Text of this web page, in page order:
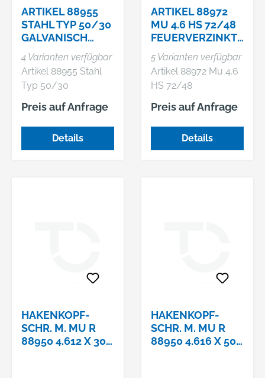
VE=S (50 Stück)
ARTIKEL 88955
STAHL TYP 50/30
GALVANISCH
VERZINKT
HAKENKOPF-
GEWINDEPLATTE
N (GLEI
4 Varianten verfügbar
Artikel 88955 Stahl
Typ 50/30
galvanisch verzinkt
Hakenkopf-
Gewindeplatten
(Gleitmuttern)
Preis auf Anfrage
Details
ARTIKEL 88972
MU 4.6 HS 72/48
FEUERVERZINKT
HAMMERKOPF-/
HALFEN-
SCHRAUBEN, MIT
SE
5 Varianten verfügbar
Artikel 88972 Mu 4.6
HS 72/48
feuerverzinkt
Hammerkopf-/Halfe
n-Schrauben, mit
Sechskantmutter
Preis auf Anfrage
Details
HAKENKOPF-
SCHR. M. MU R
88950 4.612 X 30,
HAKENKOPF-
SCHR. M. MU R
88950 4.616 X 50,